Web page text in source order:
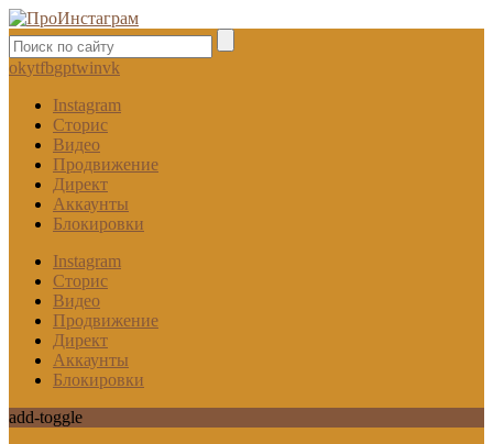
okytfbgptwinvk
Instagram
Сторис
Видео
Продвижение
Директ
Аккаунты
Блокировки
Instagram
Сторис
Видео
Продвижение
Директ
Аккаунты
Блокировки
add-toggle